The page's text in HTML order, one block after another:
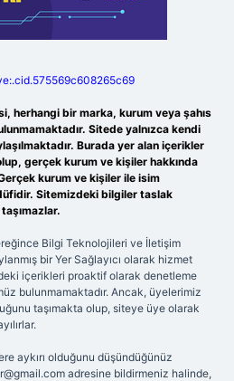
herhangi bir marka, kurum veya şahıs
Sitede yalnızca kendi
Burada yer alan içerikler
gerçek kurum ve kişiler hakkında
kurum ve kişiler ile isim
Sitemizdeki bilgiler taslak
Bilgi Teknolojileri ve İletişim
bir Yer Sağlayıcı olarak hizmet
içerikleri proaktif olarak denetleme
bulunmamaktadır. Ancak, üyelerimiz
taşımakta olup, siteye üye olarak
aykırı olduğunu düşündüğünüz
adresine bildirmeniz halinde,